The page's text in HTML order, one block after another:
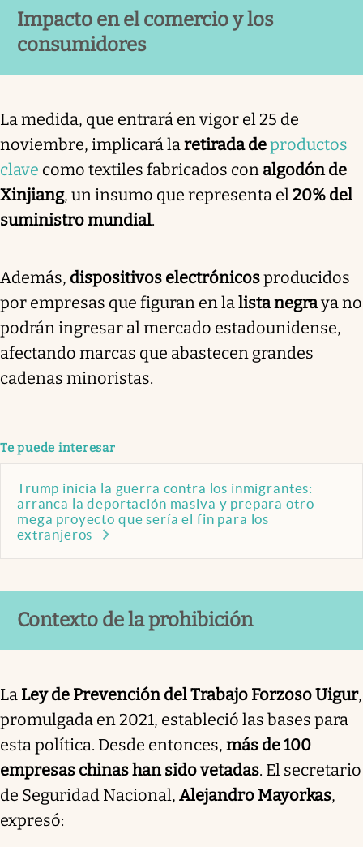
Impacto en el comercio y los
consumidores
La medida, que entrará en vigor el 25 de
noviembre, implicará la retirada deproductos
clave como textiles fabricados con algodón de
Xinjiang, un insumo que representa el 20% del
suministro mundial.
Además, dispositivos electrónicosproducidos
por empresas que figuran en la lista negraya no
podrán ingresar al mercado estadounidense,
afectando marcas que abastecen grandes
cadenas minoristas.
Te puede interesar
Trump inicia la guerra contra los inmigrantes:
arranca la deportación masiva y prepara otro
mega proyecto que sería el fin para los
extranjeros
Contexto de la prohibición
La Ley de Prevención del Trabajo Forzoso Uigur,
promulgada en 2021, estableció las bases para
esta política. Desde entonces, más de 100
empresas chinas han sido vetadas. El secretario
de Seguridad Nacional, Alejandro Mayorkas,
expresó: